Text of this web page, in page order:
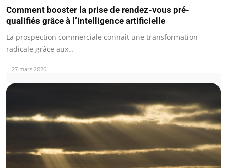
Comment booster la prise de rendez-vous pré-
qualifiés grâce à l’intelligence artificielle
La prospection commerciale connaît une transformation
radicale grâce aux…
27 mars 2026